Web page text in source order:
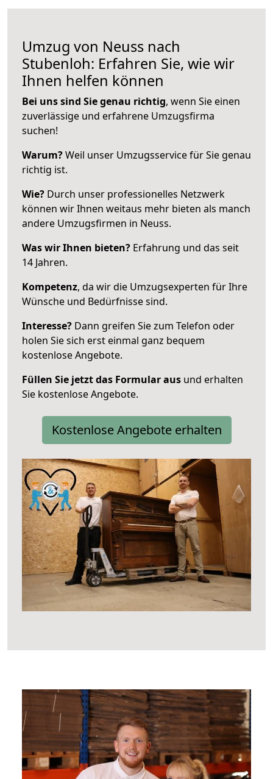
Umzug von Neuss nach
Stubenloh: Erfahren Sie, wie wir
Ihnen helfen können
Bei uns sind Sie genau richtig, wenn Sie einen
zuverlässige und erfahrene Umzugsfirma
suchen!
Warum?Weil unser Umzugsservice für Sie genau
richtig ist.
Wie? Durch unser professionelles Netzwerk
können wir Ihnen weitaus mehr bieten als manch
andere Umzugsfirmen in Neuss.
Was wir Ihnen bieten? Erfahrung und das seit
14 Jahren.
Kompetenz, da wir die Umzugsexperten für Ihre
Wünsche und Bedürfnisse sind.
Interesse? Dann greifen Sie zum Telefon oder
holen Sie sich erst einmal ganz bequem
kostenlose Angebote.
Füllen Sie jetzt das Formular aus und erhalten
Sie kostenlose Angebote.
Kostenlose Angebote erhalten